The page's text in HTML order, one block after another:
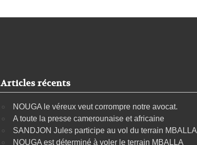
Articles récents
NOUGA le véreux veut corrompre notre avocat.
A toute la presse camerounaise et africaine
SANDJON Jules participe au vol du terrain MBALLA
NOUGA est déterminé à voler le terrain MBALLA